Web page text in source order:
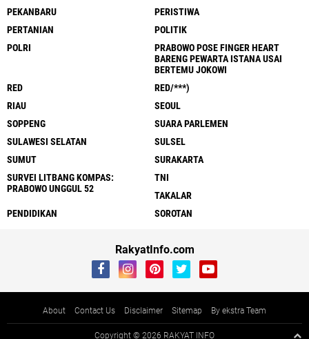
PEKANBARU
PERISTIWA
PERTANIAN
POLITIK
POLRI
PRABOWO POSE FINGER HEART
BARENG PEWARTA ISTANA USAI
BERTEMU JOKOWI
RED
RED/***)
RIAU
SEOUL
SOPPENG
SUARA PARLEMEN
SULAWESI SELATAN
SULSEL
SUMUT
SURAKARTA
SURVEI LITBANG KOMPAS:
PRABOWO UNGGUL 52
TNI
TAKALAR
PENDIDIKAN
SOROTAN
RakyatInfo.com
About Contact Us Disclaimer Sitemap By ekstra Team
Copyright © 2026 RAKYAT INFO